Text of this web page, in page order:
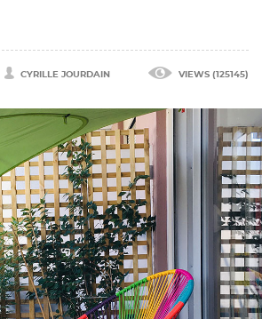
CYRILLE JOURDAIN VIEWS (125145)